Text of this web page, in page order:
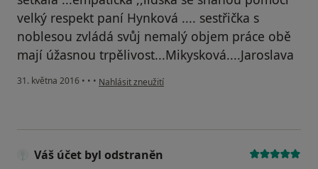
velký respekt paní Hynková .... sestřička s
noblesou zvládá svůj nemalý objem práce obě
mají úžasnou trpělivost...Mikysková....Jaroslava
31. května 2016 • • • podle názoru uživatele Váš účet byl odstraněn
Nahlásit zneužití
Váš účet byl odstraněn